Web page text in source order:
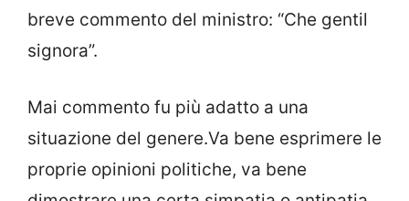
breve commento del ministro: “Che gentil
signora”.
Mai commento fu più adatto a una
situazione del genere.Va bene esprimere le
proprie opinioni politiche, va bene